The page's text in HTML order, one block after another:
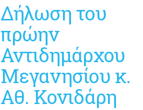
Δήλωση του
πρώην
Αντιδημάρχου
Μεγανησίου κ.
Αθ. Κονιδάρη